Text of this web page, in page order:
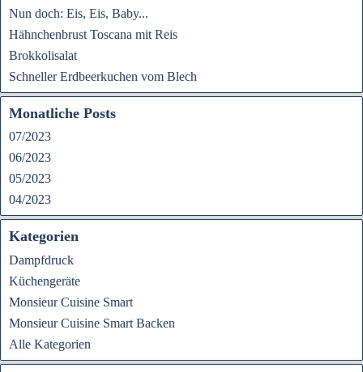
Nun doch: Eis, Eis, Baby...
Hähnchenbrust Toscana mit Reis
Brokkolisalat
Schneller Erdbeerkuchen vom Blech
Monatliche Posts
07/2023
06/2023
05/2023
04/2023
Kategorien
Dampfdruck
Küchengeräte
Monsieur Cuisine Smart
Monsieur Cuisine Smart Backen
Alle Kategorien